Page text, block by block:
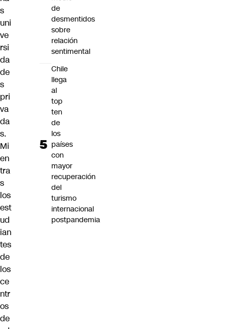
s
uni
ve
rsi
da
de
s
pri
va
da
s.
Mi
en
tra
s
los
est
ud
ian
tes
de
los
ce
ntr
os
de
de
desmentidos
sobre
relación
sentimental
Chile
llega
al
top
ten
de
los
países
con
mayor
recuperación
del
turismo
internacional
postpandemia